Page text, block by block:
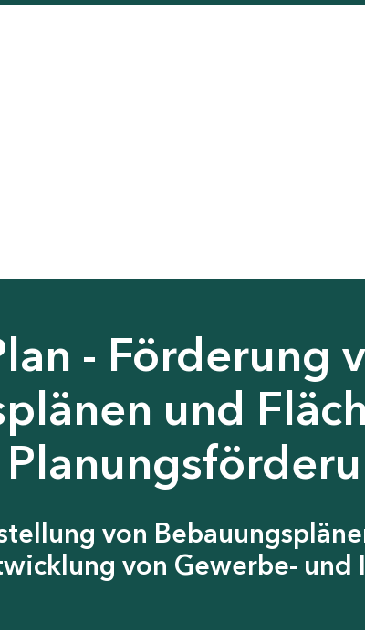
- Förderung
und
von
von Gewerbe- und